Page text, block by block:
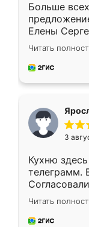
Больше
Елены
короткие
для замера
предложил
Читать
3
Кухню
телеграмм.
недели
довольны
мебель за
Читать